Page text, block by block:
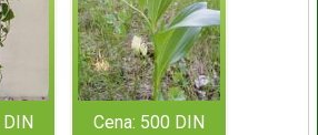
DIN Cena: 500 DIN